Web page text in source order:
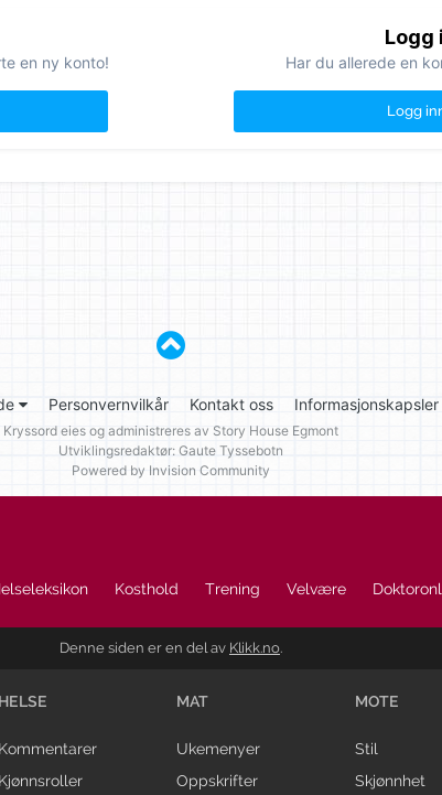
en ny konto!
Logg
Har du allerede en
Logg
Personvernvilkår Kontakt oss Informasjonskapsler
Kryssord eies og administreres av Story House Egmont
Utviklingsredaktør: Gaute Tyssebotn
Powered by Invision Community
Kosthold Trening Velvære
Denne siden er en del av Klikk.no.
HELSE
Kommentarer
Kjønnsroller
MAT
Ukemenyer
Oppskrifter
MOTE
Stil
Skjønnhet